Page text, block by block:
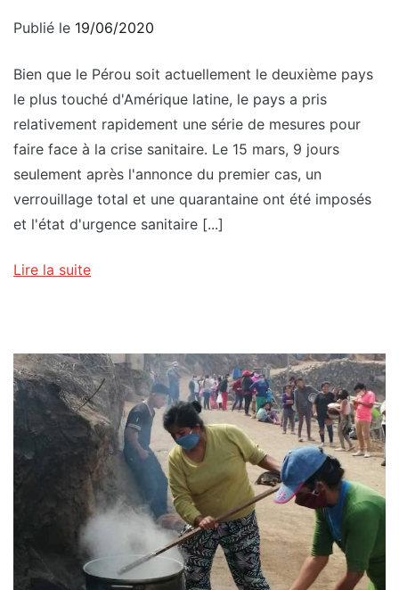
Publié le 19/06/2020
Bien que le Pérou soit actuellement le deuxième pays
le plus touché d'Amérique latine, le pays a pris
relativement rapidement une série de mesures pour
faire face à la crise sanitaire. Le 15 mars, 9 jours
seulement après l'annonce du premier cas, un
verrouillage total et une quarantaine ont été imposés
et l'état d'urgence sanitaire [...]
Lire la suite